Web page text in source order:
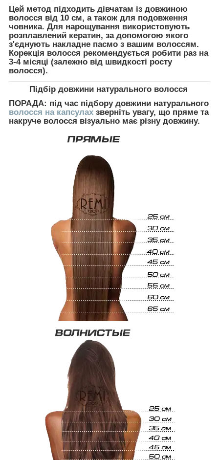
Цей метод підходить дівчатам із довжиною
волосся від 10 см, а також для подовження
човника. Для нарощування використовують
розплавлений кератин, за допомогою якого
з'єднують накладне пасмо з вашим волоссям.
Корекція волосся рекомендується робити раз на
3-4 місяці (залежно від швидкості росту
волосся).
Підбір довжини натурального волосся
ПОРАДА: під час підбору довжини натурального
волосся на капсулах зверніть увагу, що пряме та
накруче волосся візуально має різну довжину.